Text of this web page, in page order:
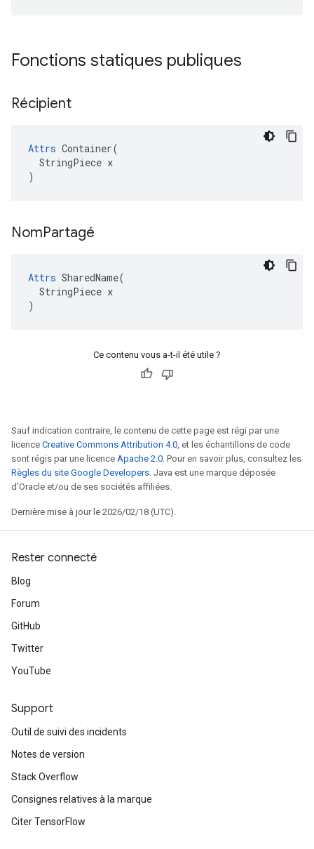
Fonctions statiques publiques
Récipient
Attrs Container(
  StringPiece x
)
NomPartagé
Attrs SharedName(
  StringPiece x
)
Ce contenu vous a-t-il été utile ?
Sauf indication contraire, le contenu de cette page est régi par une
licence Creative Commons Attribution 4.0, et les échantillons de code
sont régis par une licence Apache 2.0. Pour en savoir plus, consultez les
Règles du site Google Developers. Java est une marque déposée
d'Oracle et/ou de ses sociétés affiliées.
Dernière mise à jour le 2026/02/18 (UTC).
Rester connecté
Blog
Forum
GitHub
Twitter
YouTube
Support
Outil de suivi des incidents
Notes de version
Stack Overflow
Consignes relatives à la marque
Citer TensorFlow